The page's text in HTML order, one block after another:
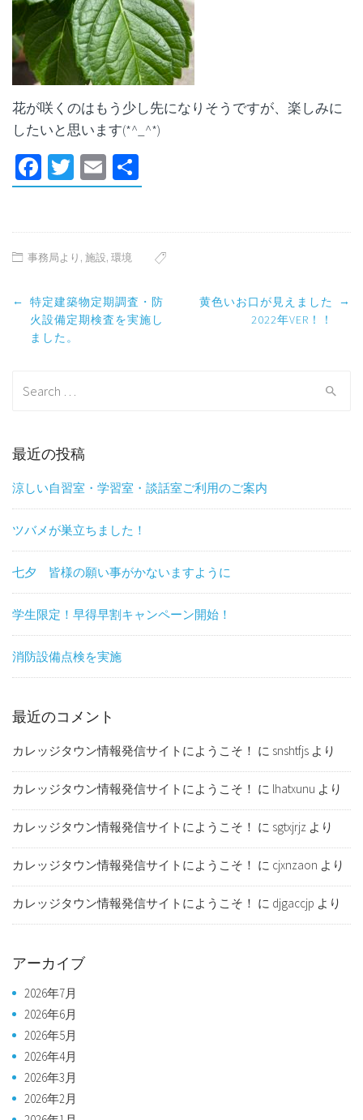
花が咲くのはもう少し先になりそうですが、楽しみに
したいと思います(*^_^*)
Facebook
Twitter
Email
有
事務局より , 施設, 環境
Post
navigation
← 特定建築物定期調査・防
火設備定期検査を実施し
ました。
黄色いお口が見えました
2022年VER！！
→
最近の投稿
涼しい自習室・学習室・談話室ご利用のご案内
ツバメが巣立ちました！
七夕 皆様の願い事がかないますように
学生限定！早得早割キャンペーン開始！
消防設備点検を実施
最近のコメント
カレッジタウン情報発信サイトにようこそ！ に snshtfjs より
カレッジタウン情報発信サイトにようこそ！ に lhatxunu より
カレッジタウン情報発信サイトにようこそ！ に sgtxjrjz より
カレッジタウン情報発信サイトにようこそ！ に cjxnzaon より
カレッジタウン情報発信サイトにようこそ！ に djgaccjp より
アーカイブ
2026年7月
2026年6月
2026年5月
2026年4月
2026年3月
2026年2月